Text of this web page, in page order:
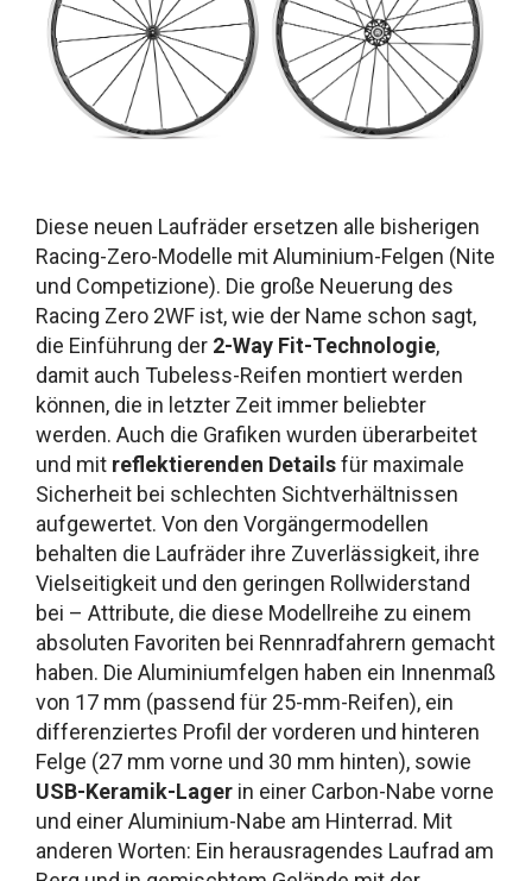
Diese neuen Laufräder ersetzen alle bisherigen
Racing-Zero-Modelle mit Aluminium-Felgen (Nite
und Competizione). Die große Neuerung des
Racing Zero 2WF ist, wie der Name schon sagt,
die Einführung der 2-Way Fit-Technologie,
damit auch Tubeless-Reifen montiert werden
können, die in letzter Zeit immer beliebter
werden. Auch die Grafiken wurden überarbeitet
und mit reflektierenden Detailsfür maximale
Sicherheit bei schlechten Sichtverhältnissen
aufgewertet. Von den Vorgängermodellen
behalten die Laufräder ihre Zuverlässigkeit, ihre
Vielseitigkeit und den geringen Rollwiderstand
bei – Attribute, die diese Modellreihe zu einem
absoluten Favoriten bei Rennradfahrern gemacht
haben. Die Aluminiumfelgen haben ein Innenmaß
von 17 mm (passend für 25-mm-Reifen), ein
differenziertes Profil der vorderen und hinteren
Felge (27 mm vorne und 30 mm hinten), sowie
USB-Keramik-Lager in einer Carbon-Nabe vorne
und einer Aluminium-Nabe am Hinterrad. Mit
anderen Worten: Ein herausragendes Laufrad am